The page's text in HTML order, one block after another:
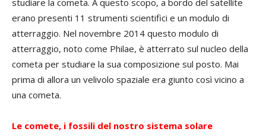
erano presenti 11 strumenti scientifici e un modulo di
atterraggio. Nel novembre 2014 questo modulo di
atterraggio, noto come Philae, è atterrato sul nucleo della
cometa per studiare la sua composizione sul posto. Mai
prima di allora un velivolo spaziale era giunto così vicino a
una cometa.
Le comete, i fossili del nostro sistema solare